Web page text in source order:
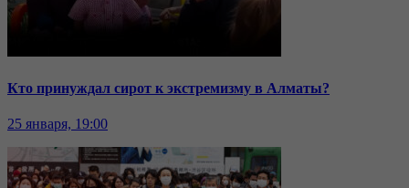
Кто принуждал сирот к экстремизму в Алматы?
25 января, 19:00